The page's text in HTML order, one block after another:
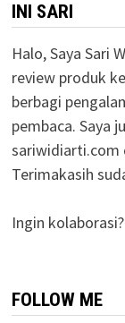
INI SARI
Halo, Saya Sari
review produk
berbagi
pembaca. Saya
sariwidiarti.com
Terimakasih
Ingin
FOLLOW ME